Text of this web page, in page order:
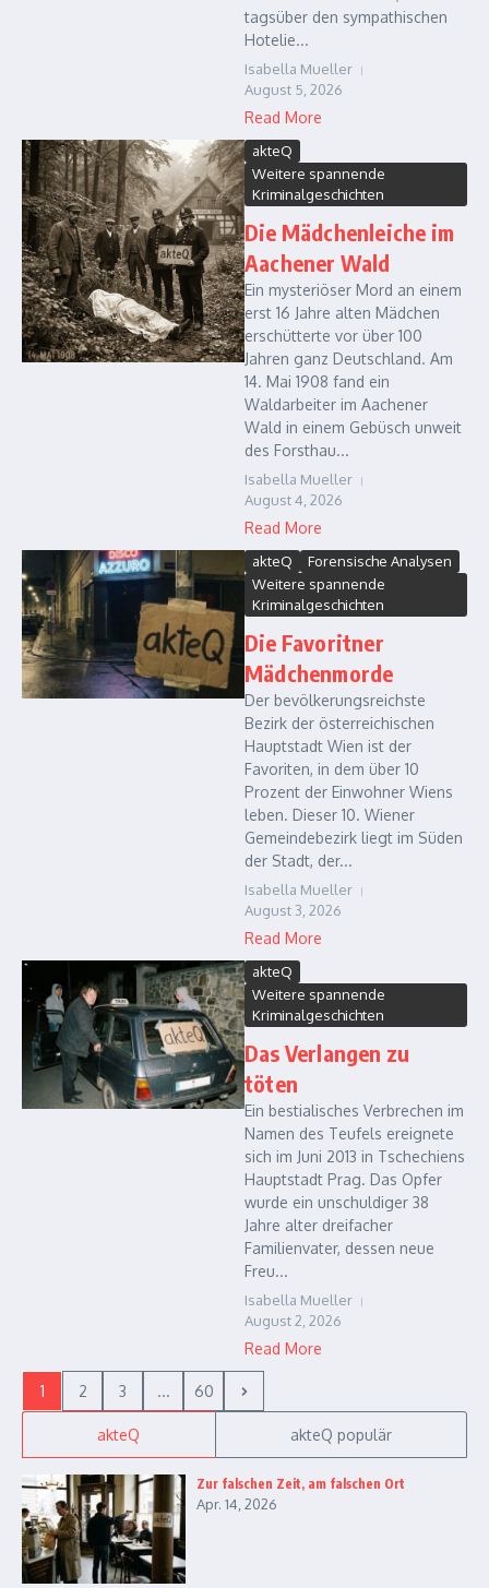
tagsüber den sympathischen
Hotelie...
Isabella Mueller
August 5, 2026
Read More
akteQ
Weitere spannende
Kriminalgeschichten
Die Mädchenleiche im
Aachener Wald
Ein mysteriöser Mord an einem
erst 16 Jahre alten Mädchen
erschütterte vor über 100
Jahren ganz Deutschland. Am
14. Mai 1908 fand ein
Waldarbeiter im Aachener
Wald in einem Gebüsch unweit
des Forsthau...
Isabella Mueller
August 4, 2026
Read More
akteQ
Forensische Analysen
Weitere spannende
Kriminalgeschichten
Die Favoritner
Mädchenmorde
Der bevölkerungsreichste
Bezirk der österreichischen
Hauptstadt Wien ist der
Favoriten, in dem über 10
Prozent der Einwohner Wiens
leben. Dieser 10. Wiener
Gemeindebezirk liegt im Süden
der Stadt, der...
Isabella Mueller
August 3, 2026
Read More
akteQ
Weitere spannende
Kriminalgeschichten
Das Verlangen zu
töten
Ein bestialisches Verbrechen im
Namen des Teufels ereignete
sich im Juni 2013 in Tschechiens
Hauptstadt Prag. Das Opfer
wurde ein unschuldiger 38
Jahre alter dreifacher
Familienvater, dessen neue
Freu...
Isabella Mueller
August 2, 2026
Read More
1 2 3 ... 60
akteQ akteQ populär
Zur falschen Zeit, am falschen Ort
Apr. 14, 2026